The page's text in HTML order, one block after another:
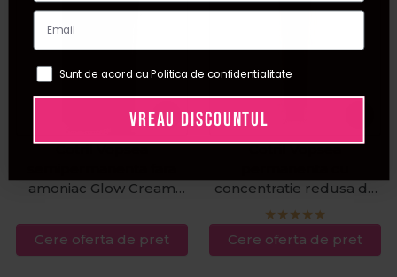
Cotril Vopsea
amoniac Glow Cream
Cere oferta de pret
Cotril Vopsea
concentratie redusa de
amoniac Glow One
100ml
Cere oferta de pret
Sunt de acord cu Politica de confidentialitate
VREAU DISCOUNTUL